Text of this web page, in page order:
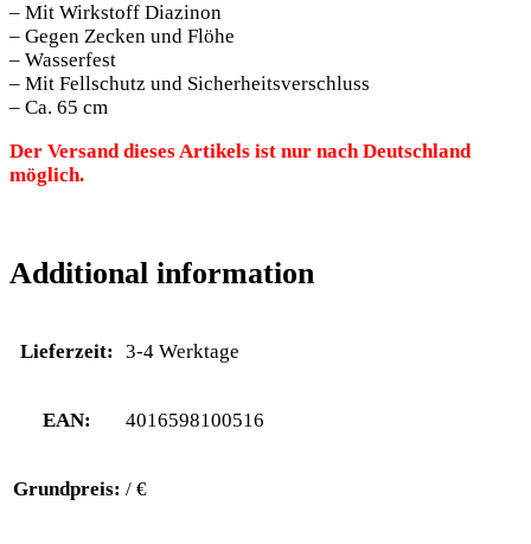
– Mit Wirkstoff Diazinon
– Gegen Zecken und Flöhe
– Wasserfest
– Mit Fellschutz und Sicherheitsverschluss
– Ca. 65 cm
Der Versand dieses Artikels ist nur nach Deutschland
möglich.
Additional information
Lieferzeit: 3-4 Werktage
EAN: 4016598100516
Grundpreis: / €